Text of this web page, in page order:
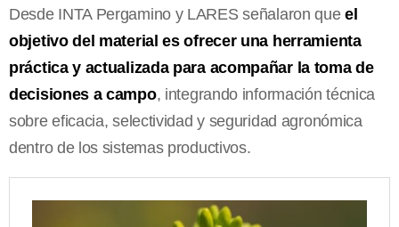
Desde INTA Pergamino y LARES señalaron queel
objetivo del material es ofrecer una herramienta
práctica y actualizada para acompañar la toma de
decisiones a campo, integrando información técnica
sobre eficacia, selectividad y seguridad agronómica
dentro de los sistemas productivos.